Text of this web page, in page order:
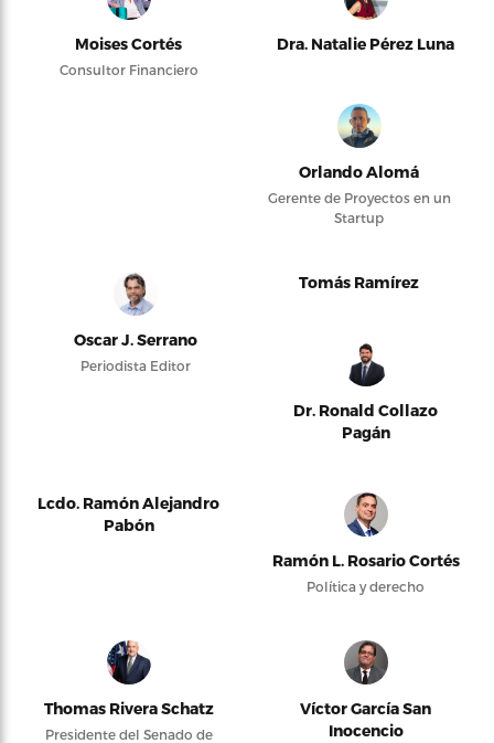
Moises Cortés
Consultor Financiero
Dra. Natalie Pérez Luna
Orlando Alomá
Gerente de Proyectos en un
Startup
Oscar J. Serrano
Periodista Editor
Tomás Ramírez
Dr. Ronald Collazo
Pagán
Lcdo. Ramón Alejandro
Pabón
Ramón L. Rosario Cortés
Política y derecho
Thomas Rivera Schatz
Presidente del Senado de
Víctor García San
Inocencio